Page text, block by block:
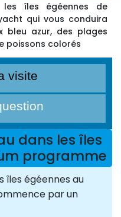
les îles égéennes de
qui vous conduira
bleu azur, des plages
poissons colorés
visite
dans les îles
programme
îles égéennes au
par un